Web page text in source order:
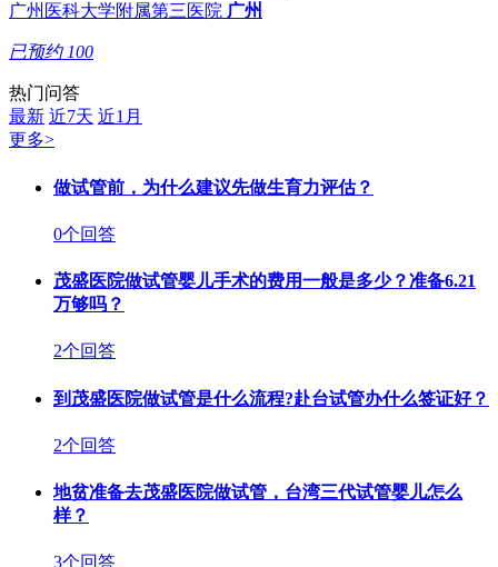
广州医科大学附属第三医院 广州
已预约 100
热门问答
最新 近7天 近1月
更多>
做试管前，为什么建议先做生育力评估？
0个回答
茂盛医院做试管婴儿手术的费用一般是多少？准备6.21
万够吗？
2个回答
到茂盛医院做试管是什么流程?赴台试管办什么签证好？
2个回答
地贫准备去茂盛医院做试管，台湾三代试管婴儿怎么
样？
3个回答